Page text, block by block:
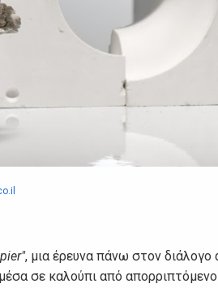
, μια έρευνα πάνω στον διάλογο
σε καλούπι από